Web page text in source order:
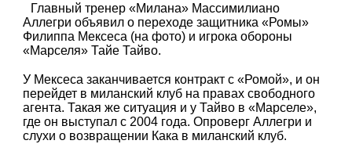
Главный тренер «Милана» Массимилиано
Аллегри объявил о переходе защитника «Ромы»
Филиппа Мексеса (на фото) и игрока обороны
«Марселя» Тайе Тайво.
У Мексеса заканчивается контракт с «Ромой», и он
перейдет в миланский клуб на правах свободного
агента. Такая же ситуация и у Тайво в «Марселе»,
где он выступал с 2004 года. Опроверг Аллегри и
слухи о возвращении Кака в миланский клуб.